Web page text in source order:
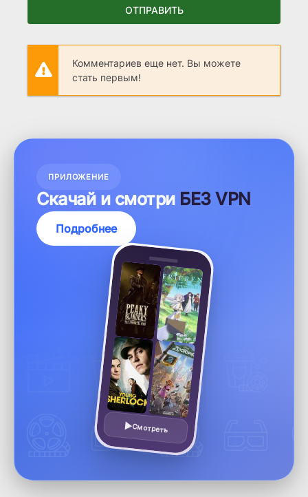
ОТПРАВИТЬ
Комментариев еще нет. Вы можете
стать первым!
ПРИЛОЖЕНИЕ
Скачай и смотри БЕЗ VPN
Подробнее
Смотреть